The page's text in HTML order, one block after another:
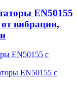
EN50155
вибрации,
EN50155 с
EN50155 с